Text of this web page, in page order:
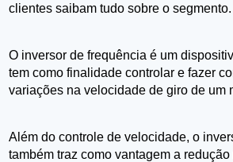
clientes saibam tudo sobre o segmento.
O inversor de frequência é um
tem como finalidade controlar e fazer
variações na velocidade de giro de um
Além do controle de velocidade, o
também traz como vantagem a